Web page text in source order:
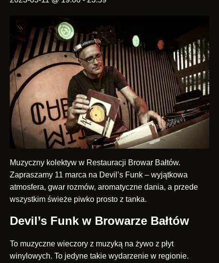
Muzyczny kolektyw w Restauracji Browar Bałtów.
Zapraszamy 11 marca na Devil’s Funk – wyjątkowa
atmosfera, gwar rozmów, aromatyczne dania, a przede
wszystkim świeże piwko prosto z tanka.
Devil’s Funk w Browarze Bałtów
To muzyczne wieczory z muzyką na żywo z płyt
winylowych. To jedyne takie wydarzenie w regionie.